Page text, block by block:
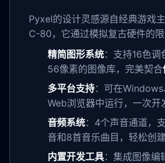
Pyxel的设计灵感源自经典游戏
C-80，它通过模拟复古硬件的限
精简图形系统：支持16色
56像素的图像库，完美契合
多平台支持：可在
Web浏览器中运行，一次开
音频系统：4个声音通道，
音和8首音乐曲目，轻松创
内置开发工具：集成图像